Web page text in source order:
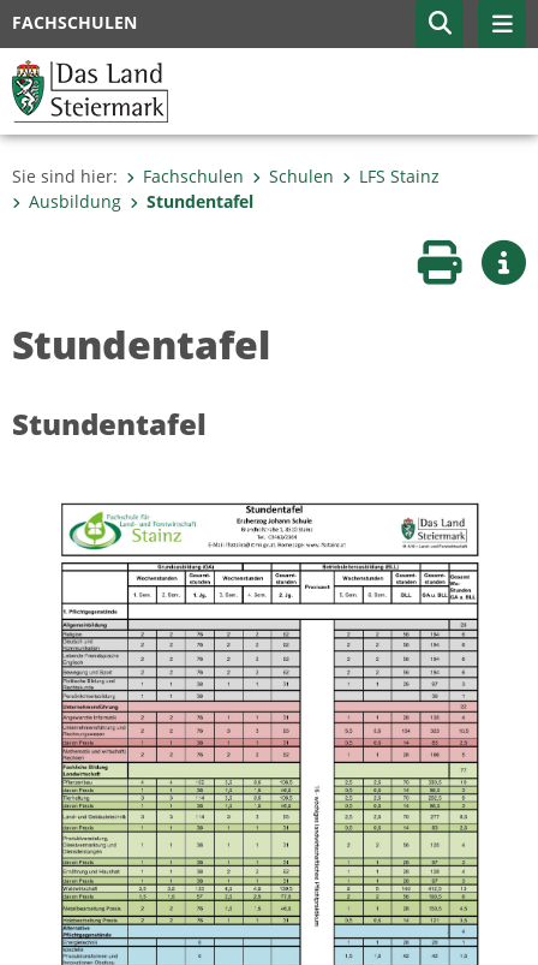
FACHSCHULEN
Sie sind hier: Fachschulen Schulen
LFS Stainz
Ausbildung
Stundentafel
Seite
Stundentafel
Stundentafel